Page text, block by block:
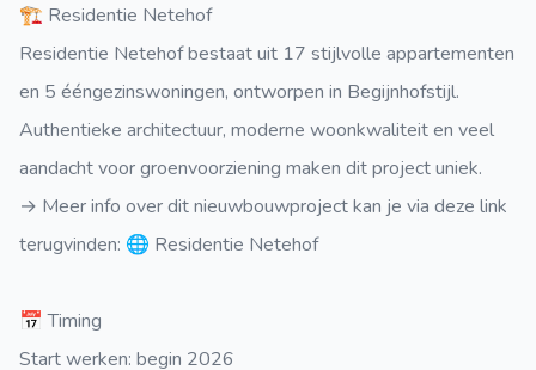
🏗️ Residentie Netehof
Residentie Netehof bestaat uit 17 stijlvolle appartementen
en 5 ééngezinswoningen, ontworpen in Begijnhofstijl.
Authentieke architectuur, moderne woonkwaliteit en veel
aandacht voor groenvoorziening maken dit project uniek.
→ Meer info over dit nieuwbouwproject kan je via deze link
terugvinden: 🌐 Residentie Netehof
📅 Timing
Start werken: begin 2026